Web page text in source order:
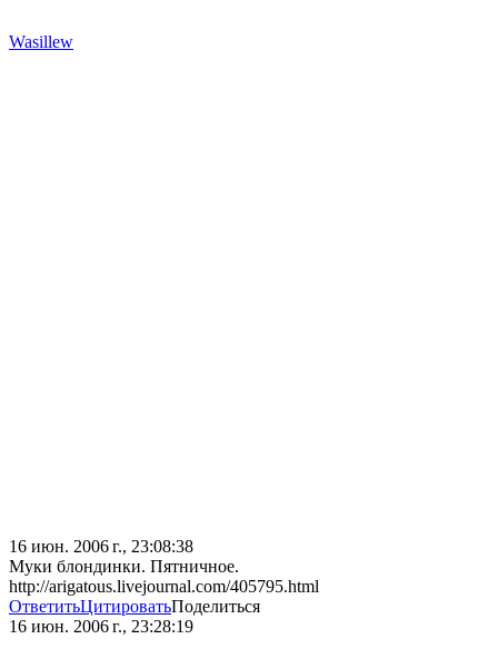
Wasillew
16 июн. 2006 г., 23:08:38
Муки блондинки. Пятничное.
http://arigatous.livejournal.com/405795.html
ОтветитьЦитироватьПоделиться
16 июн. 2006 г., 23:28:19